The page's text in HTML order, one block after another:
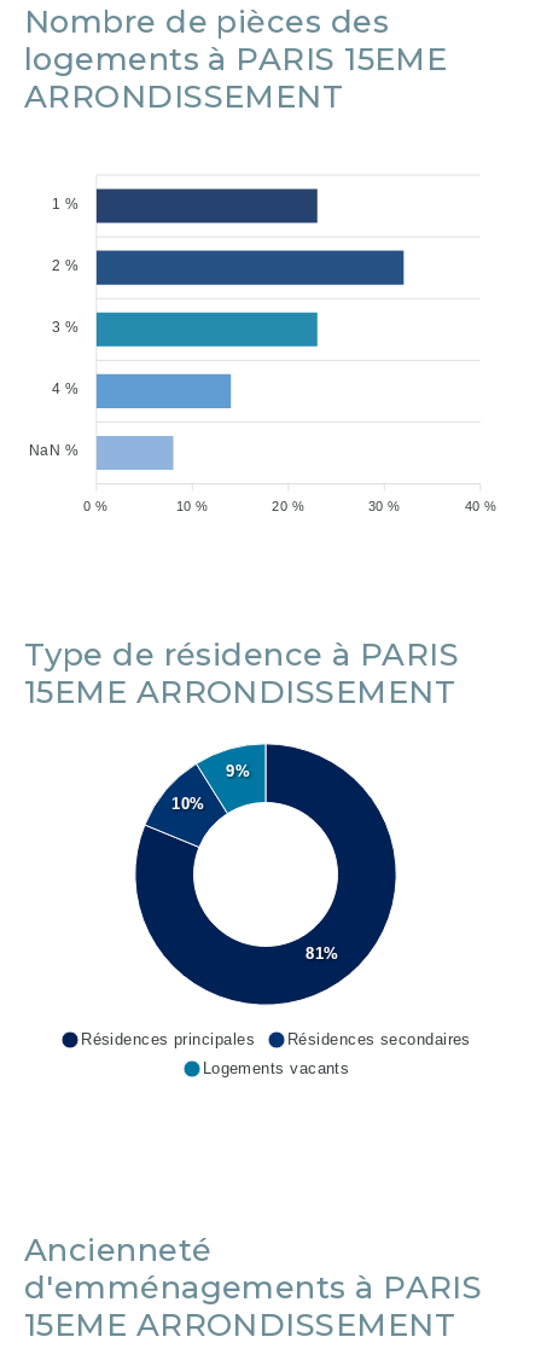
Nombre de pièces des
logements à PARIS 15EME
ARRONDISSEMENT
1 %
2 %
3 %
4 %
NaN %
40 %
30 %
20 %
10 %
0 %
Type de résidence à PARIS
15EME ARRONDISSEMENT
81%
10%
9%
Résidences principales
Résidences secondaires
Logements vacants
Ancienneté
d'emménagements à PARIS
15EME ARRONDISSEMENT